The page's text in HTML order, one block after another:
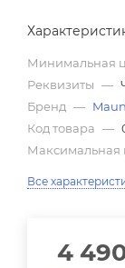
Минимальная
Реквизиты —
Бренд —
Код товара —
Максимальная
Все
4